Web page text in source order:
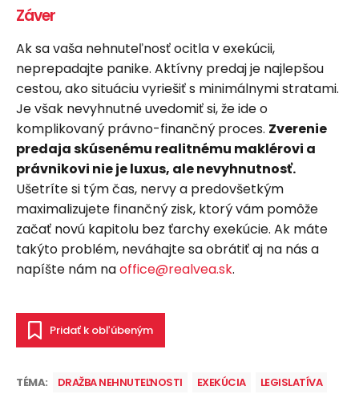
Záver
Ak sa vaša nehnuteľnosť ocitla v exekúcii,
neprepadajte panike. Aktívny predaj je najlepšou
cestou, ako situáciu vyriešiť s minimálnymi stratami.
Je však nevyhnutné uvedomiť si, že ide o
komplikovaný právno-finančný proces. Zverenie
predaja skúsenému realitnému maklérovi a
právnikovi nie je luxus, ale nevyhnutnosť.
Ušetríte si tým čas, nervy a predovšetkým
maximalizujete finančný zisk, ktorý vám pomôže
začať novú kapitolu bez ťarchy exekúcie. Ak máte
takýto problém, neváhajte sa obrátiť aj na nás a
napíšte nám naoffice@realvea.sk.
Pridať k obľúbeným
TÉMA: DRAŽBA NEHNUTEĽNOSTI EXEKÚCIA
LEGISLATÍVA